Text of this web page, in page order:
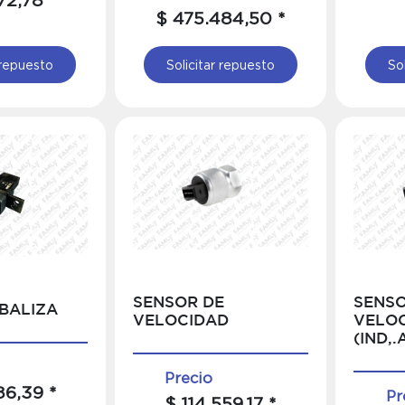
$ 475.484,50 *
Solicitar repuesto
*
SENSOR DE
VELOCIDAD
Precio